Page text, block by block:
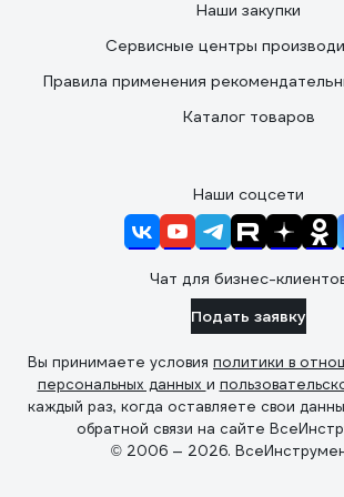
Наши закупки
Сервисные центры
Правила применения
Каталог товаров
Наши соцсети
Чат для бизнес-
Подать заявку
Вы принимаете условия политики в
персональных данных и
каждый раз, когда оставляете свои
обратной связи на сайте
© 2006 — 2026.